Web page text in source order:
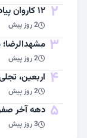
2 ۱۲ کاروان پیاده تایباد راهی مشهدمقدس می‌شوند
2 روز پیش
3
2 روز پیش
4 اربعین،
2 روز پیش
5 دهه آخر
3 روز پیش